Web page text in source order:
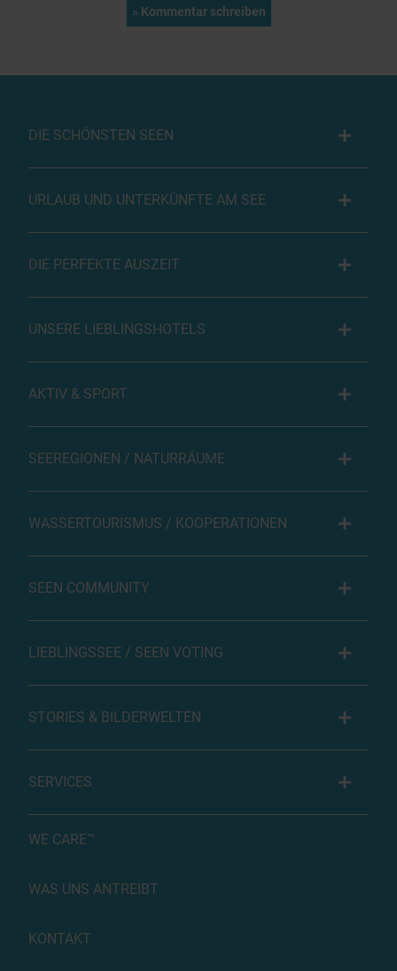
DIE SCHÖNSTEN SEEN
URLAUB UND UNTERKÜNFTE AM SEE
DIE PERFEKTE AUSZEIT
UNSERE LIEBLINGSHOTELS
AKTIV & SPORT
SEEREGIONEN / NATURRÄUME
WASSERTOURISMUS / KOOPERATIONEN
SEEN COMMUNITY
LIEBLINGSSEE / SEEN VOTING
STORIES & BILDERWELTEN
SERVICES
WE CARE™
WAS UNS ANTREIBT
KONTAKT